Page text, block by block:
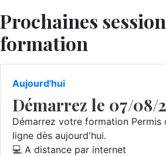
Prochaines
formation
Aujourd'hui
Démarrez le 07/08/
Démarrez votre formation
ligne dès aujourd'hui.
💻 A distance par internet